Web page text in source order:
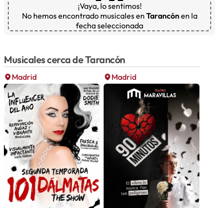
¡Vaya, lo sentimos!
No hemos encontrado musicales en Tarancónen la
fecha seleccionada
Musicales cerca de Tarancón
Madrid Madrid